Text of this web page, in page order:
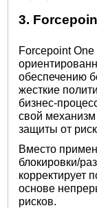
3.
Forcepoint
обеспечению
жесткие
бизнес-
свой
защиты от
Вместо
блокировки/
корректирует
основе
рисков.